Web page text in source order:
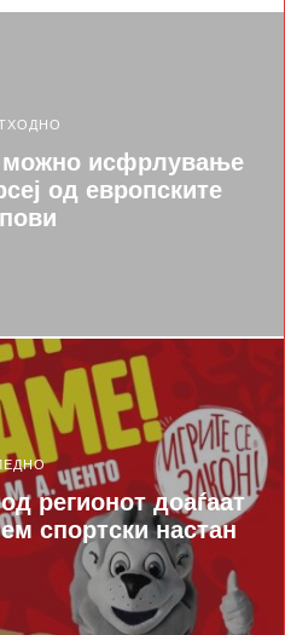
можно исфрлување
од европските
регионот доаѓаат
спортски настан